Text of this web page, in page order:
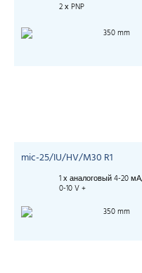
2 х PNP
350 mm
mic-25/IU/HV/M30 R1
1 х аналоговый 4-20 мА,
0-10 V +
350 mm